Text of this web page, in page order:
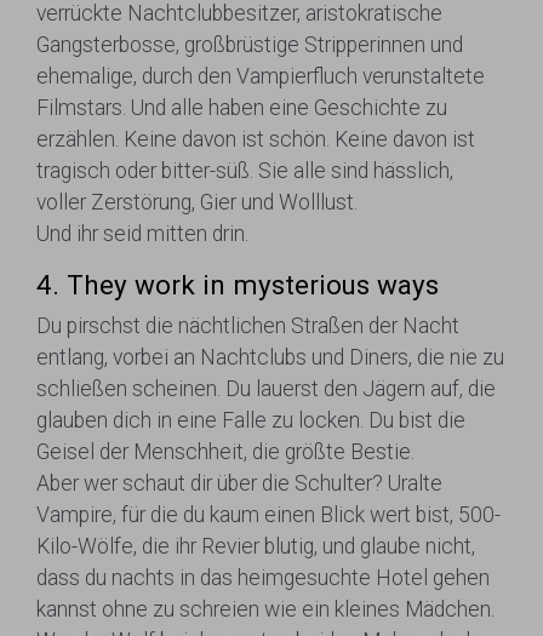
verrückte Nachtclubbesitzer, aristokratische
Gangsterbosse, großbrüstige Stripperinnen und
ehemalige, durch den Vampierfluch verunstaltete
Filmstars. Und alle haben eine Geschichte zu
erzählen. Keine davon ist schön. Keine davon ist
tragisch oder bitter-süß. Sie alle sind hässlich,
voller Zerstörung, Gier und Wolllust.
Und ihr seid mitten drin.
4. They work in mysterious ways
Du pirschst die nächtlichen Straßen der Nacht
entlang, vorbei an Nachtclubs und Diners, die nie zu
schließen scheinen. Du lauerst den Jägern auf, die
glauben dich in eine Falle zu locken. Du bist die
Geisel der Menschheit, die größte Bestie.
Aber wer schaut dir über die Schulter? Uralte
Vampire, für die du kaum einen Blick wert bist, 500-
Kilo-Wölfe, die ihr Revier blutig, und glaube nicht,
dass du nachts in das heimgesuchte Hotel gehen
kannst ohne zu schreien wie ein kleines Mädchen.